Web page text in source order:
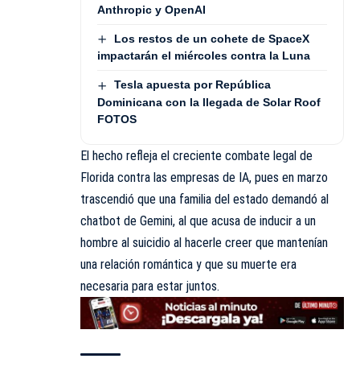
Anthropic y OpenAI
Los restos de un cohete de SpaceX
impactarán el miércoles contra la Luna
Tesla apuesta por República
Dominicana con la llegada de Solar Roof
FOTOS
El hecho refleja el creciente combate legal de
Florida contra las empresas de IA, pues en marzo
trascendió que una familia del estado demandó al
chatbot de Gemini, al que acusa de inducir a un
hombre al suicidio al hacerle creer que mantenían
una relación romántica y que su muerte era
necesaria para estar juntos.